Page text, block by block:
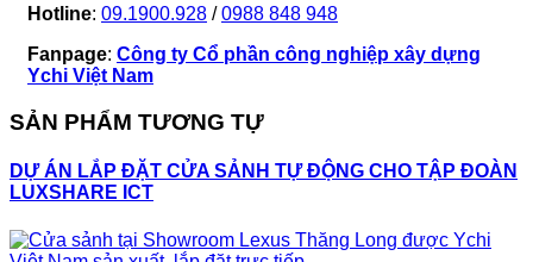
Hotline: 09.1900.928 /0988 848 948
Fanpage: Công ty Cổ phần công nghiệp xây dựng
Ychi Việt Nam
SẢN PHẨM TƯƠNG TỰ
DỰ ÁN LẮP ĐẶT CỬA SẢNH TỰ ĐỘNG CHO TẬP ĐOÀN
LUXSHARE ICT